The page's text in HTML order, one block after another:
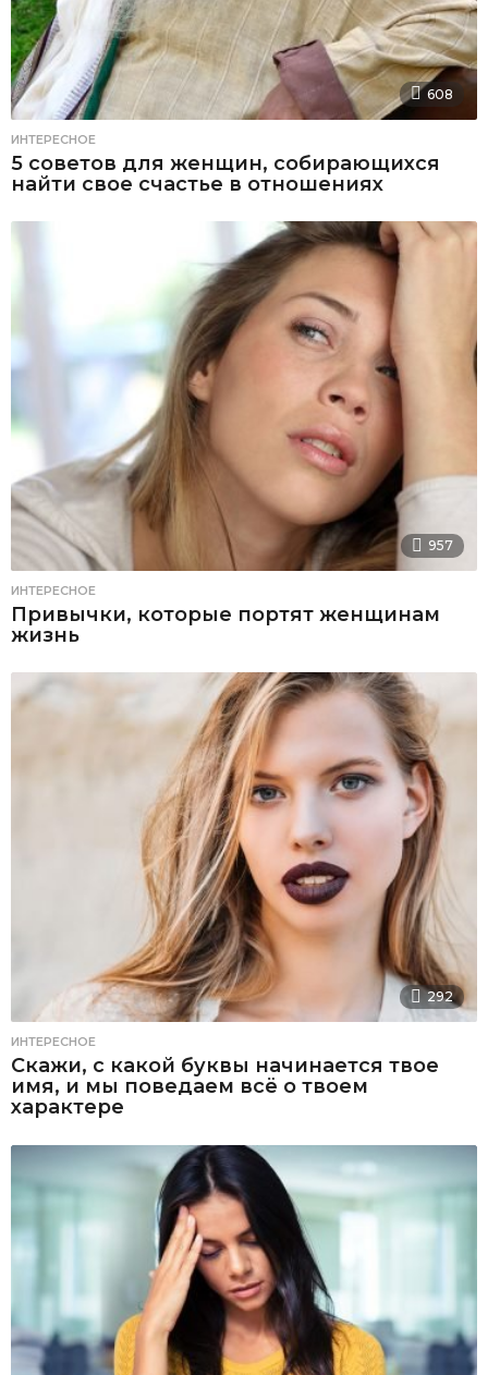
608
ИНТЕРЕСНОЕ
5 советов для женщин, собирающихся
найти свое счастье в отношениях
957
ИНТЕРЕСНОЕ
Привычки, которые портят женщинам
жизнь
292
ИНТЕРЕСНОЕ
Скажи, с какой буквы начинается твое
имя, и мы поведаем всё о твоем
характере